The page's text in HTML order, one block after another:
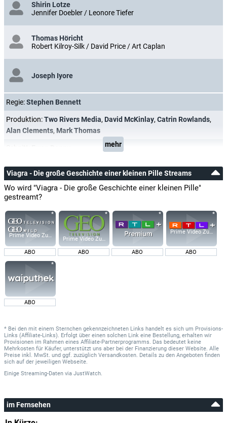
Shirin Lotze
Jennifer Doebler / Leonore Tiefer
Thomas Höricht
Robert Kilroy-Silk / David Price / Art Caplan
Joseph Iyore
Regie:Stephen Bennett
Produktion:Two Rivers Media, David McKinlay, Catrin Rowlands,
Alan Clements, Mark Thomas
mehr
Viagra - Die große Geschichte einer kleinen Pille Streams
Wo wird "Viagra - Die große Geschichte einer kleinen Pille"
gestreamt?
Prime Video Zusatz-Kanäle
ABO
Prime Video Zusatz-Kanäle
ABO ABO
Prime Video Zusatz-
ABO
ABO
* Bei den mit einem Sternchen gekennzeichneten Links handelt es sich um Provisions-
Links (Affiliate-Links). Erfolgt über einen solchen Link eine Bestellung, erhalten wir
Provisionen im Rahmen eines Affiliate-Partnerprogramms. Das bedeutet keine
Mehrkosten für Käufer, unterstützt uns aber bei der Finanzierung dieser Website. Alle
Preise inkl. MwSt. und ggf. zuzüglich Versandkosten. Details zu den Angeboten finden
sich auf der jeweiligen Webseite.
Einige Streaming-Daten via JustWatch.
im Fernsehen